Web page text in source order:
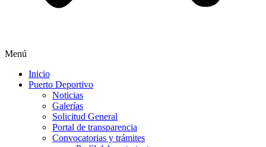
Menú
Inicio
Puerto Deportivo
Noticias
Galerías
Solicitud General
Portal de transparencia
Convocatorias y trámites